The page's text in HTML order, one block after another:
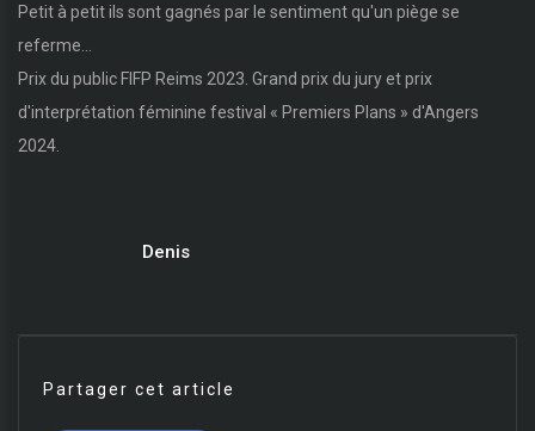
Petit à petit ils sont gagnés par le sentiment qu'un piège se
referme...
Prix du public FIFP Reims 2023. Grand prix du jury et prix
d'interprétation féminine festival « Premiers Plans » d'Angers
2024.
Denis
Partager cet article